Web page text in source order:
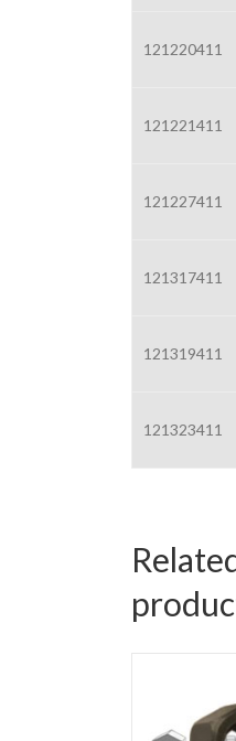
121220411
121221411
121227411
121317411
121319411
121323411